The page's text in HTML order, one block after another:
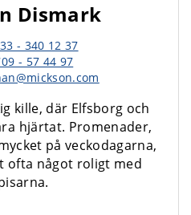
Dismark
- 340 12 37
- 57 44 97
kille, där Elfsborg och
hjärtat. Promenader,
på veckodagarna,
ofta något roligt med